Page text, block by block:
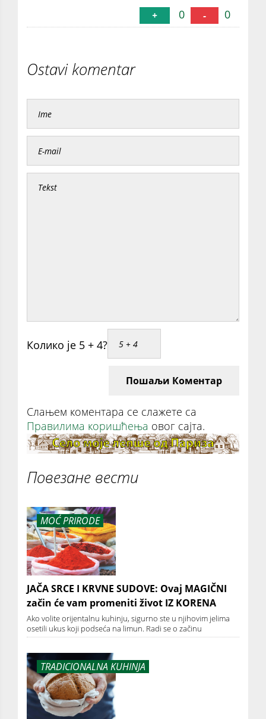
+ 0 - 0
Ostavi komentar
Колико је 5 + 4?
Пошаљи Коментар
Слањем коментара се слажете са
Правилима коришћења овог сајта.
Повезане вести
MOĆ PRIRODE
JAČA SRCE I KRVNE SUDOVE: Ovaj MAGIČNI
začin će vam promeniti život IZ KORENA
Ako volite orijentalnu kuhinju, sigurno ste u njihovim jelima
osetili ukus koji podseća na limun. Radi se o začinu
TRADICIONALNA KUHINJA